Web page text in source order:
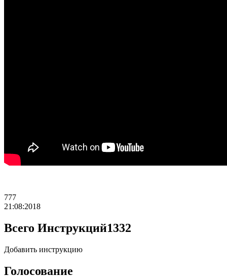
777
21:08:2018
Всего Инструкций1332
Добавить инструкцию
Голосование